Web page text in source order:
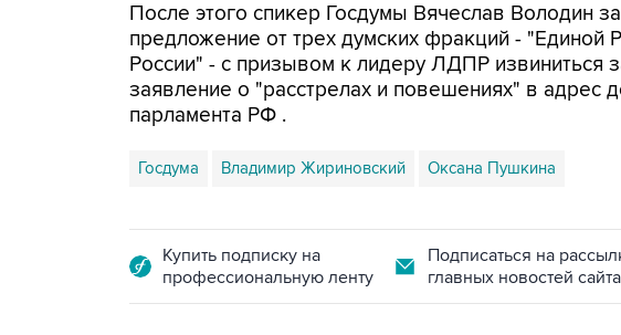
После этого спикер Госдумы Вячеслав Володин
предложение от трех думских фракций -
России" - с призывом к лидеру ЛДПР извиниться
заявление о "расстрелах и повешениях" в адрес
парламента РФ .
Госдума Владимир Жириновский Оксана Пушкина
Купить подписку на
профессиональную ленту
Подписаться на
главных новостей сайта